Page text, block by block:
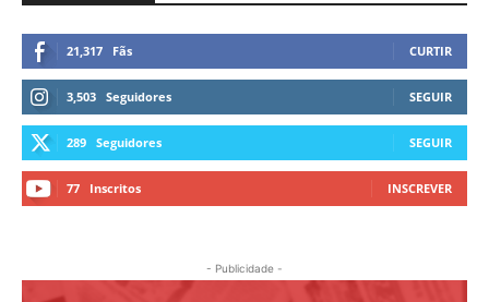
21,317 Fãs CURTIR
3,503 Seguidores SEGUIR
289 Seguidores SEGUIR
77 Inscritos INSCREVER
- Publicidade -